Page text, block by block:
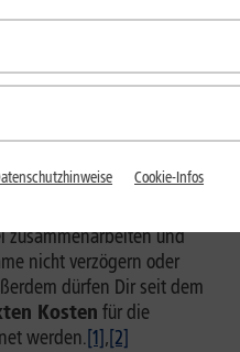
genannt,
bleibt gleich, obwohl
Technisch wird die
zum neuen Anbieter
dadurch nicht
und Portierung
Rufnummer klar geregelt.
zusammenarbeiten und
nicht verzögern oder
dürfen Dir seit dem
Kosten für die
werden.[1],[2]
Cookie-Infos